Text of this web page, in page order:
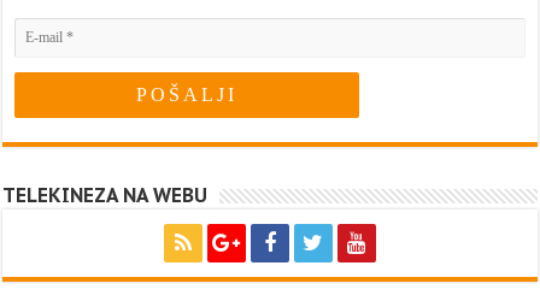
TELEKINEZA NA WEBU